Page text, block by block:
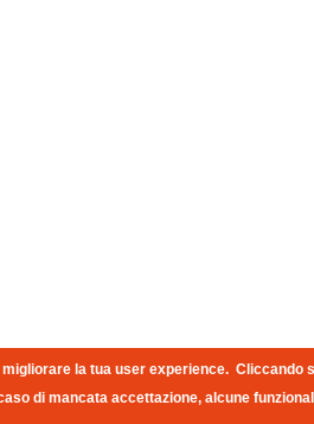
la tua user experience.
di mancata accettazione, alcune